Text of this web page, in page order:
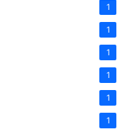
1
1
1
1
1
1